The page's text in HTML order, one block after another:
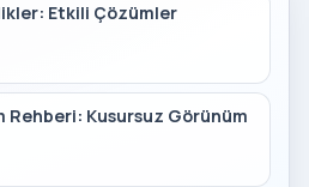
Etkili Çözümler
Rehberi: Kusursuz Görünüm